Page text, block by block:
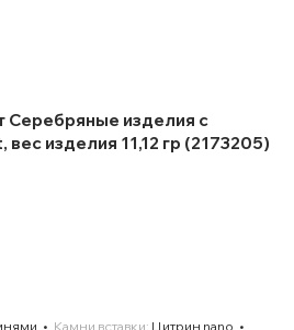
Серебряные изделия с
изделия 11,12 гр (2173205)
Камни вставки Цитрин nano